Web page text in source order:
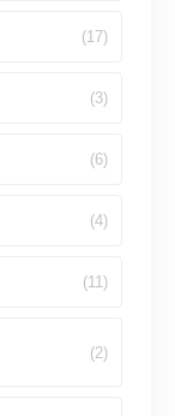
(17)
(3)
(6)
(4)
(11)
(2)